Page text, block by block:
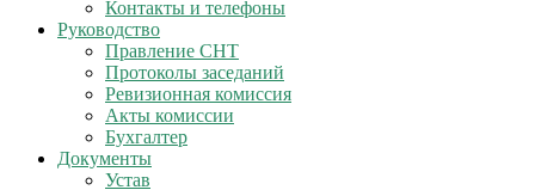
Контакты и телефоны
Руководство
Правление СНТ
Протоколы заседаний
Ревизионная комиссия
Акты комиссии
Бухгалтер
Документы
Устав